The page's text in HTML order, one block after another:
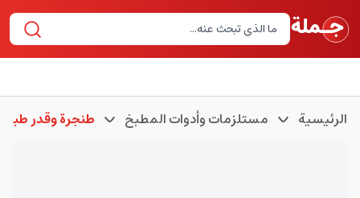
الرئيسية مستلزمات وأدوات المطبخ طنجرة وقدر طبخ